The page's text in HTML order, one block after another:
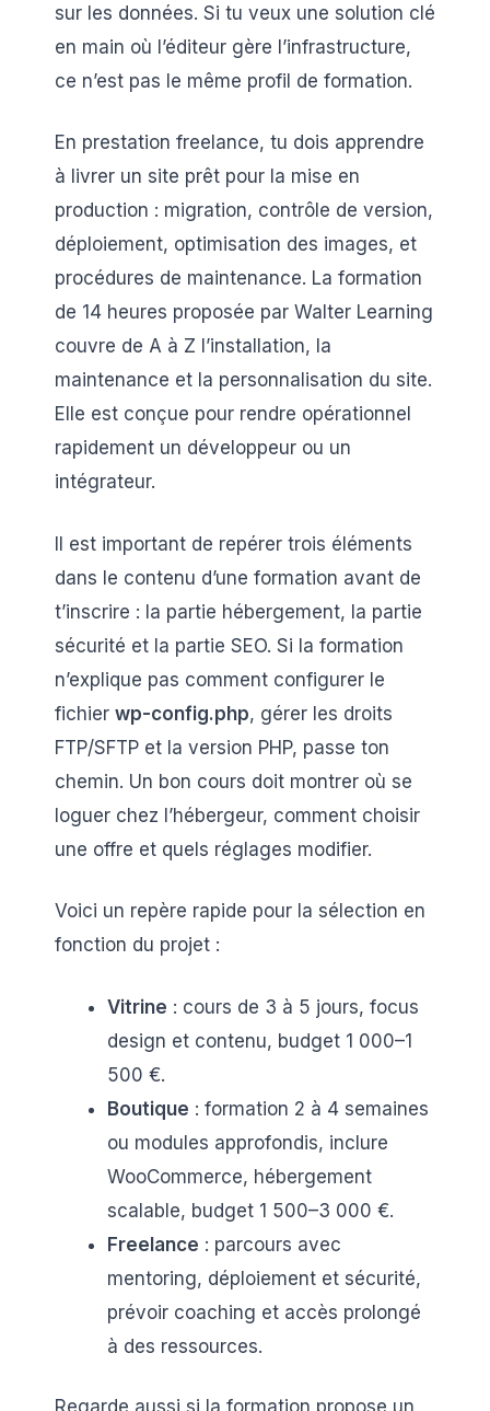
sur les données. Si tu veux une solution clé
en main où l’éditeur gère l’infrastructure,
ce n’est pas le même profil de formation.
En prestation freelance, tu dois apprendre
à livrer un site prêt pour la mise en
production : migration, contrôle de version,
déploiement, optimisation des images, et
procédures de maintenance. La formation
de 14 heures proposée par Walter Learning
couvre de A à Z l’installation, la
maintenance et la personnalisation du site.
Elle est conçue pour rendre opérationnel
rapidement un développeur ou un
intégrateur.
Il est important de repérer trois éléments
dans le contenu d’une formation avant de
t’inscrire : la partie hébergement, la partie
sécurité et la partie SEO. Si la formation
n’explique pas comment configurer le
fichier wp-config.php, gérer les droits
FTP/SFTP et la version PHP, passe ton
chemin. Un bon cours doit montrer où se
loguer chez l’hébergeur, comment choisir
une offre et quels réglages modifier.
Voici un repère rapide pour la sélection en
fonction du projet :
Vitrine : cours de 3 à 5 jours, focus
design et contenu, budget 1 000–1
500 €.
Boutique : formation 2 à 4 semaines
ou modules approfondis, inclure
WooCommerce, hébergement
scalable, budget 1 500–3 000 €.
Freelance : parcours avec
mentoring, déploiement et sécurité,
prévoir coaching et accès prolongé
à des ressources.
Regarde aussi si la formation propose un